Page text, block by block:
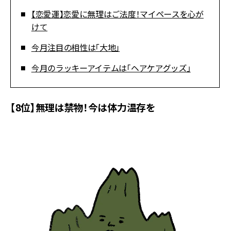
【恋愛運】恋愛に無理はご法度！マイペースを心が
けて
今月注目の相性は「大地」
今月のラッキーアイテムは「ヘアケアグッズ」
【8位】無理は禁物！今は体力温存を